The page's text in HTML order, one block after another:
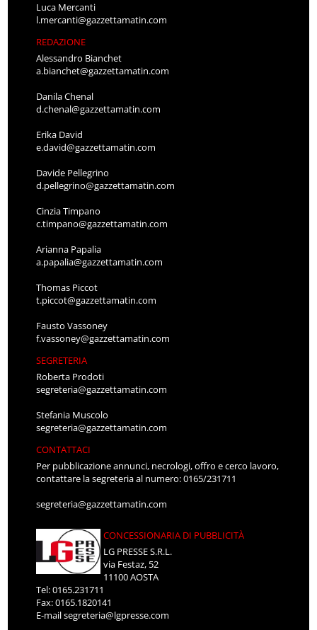
Luca Mercanti
l.mercanti@gazzettamatin.com
REDAZIONE
Alessandro Bianchet
a.bianchet@gazzettamatin.com
Danila Chenal
d.chenal@gazzettamatin.com
Erika David
e.david@gazzettamatin.com
Davide Pellegrino
d.pellegrino@gazzettamatin.com
Cinzia Timpano
c.timpano@gazzettamatin.com
Arianna Papalia
a.papalia@gazzettamatin.com
Thomas Piccot
t.piccot@gazzettamatin.com
Fausto Vassoney
f.vassoney@gazzettamatin.com
SEGRETERIA
Roberta Prodoti
segreteria@gazzettamatin.com
Stefania Muscolo
segreteria@gazzettamatin.com
CONTATTACI
Per pubblicazione annunci, necrologi, offro e cerco lavoro,
contattare la segreteria al numero: 0165/231711
segreteria@gazzettamatin.com
CONCESSIONARIA DI PUBBLICITÀ
LG PRESSE S.R.L.
via Festaz, 52
11100 AOSTA
Tel: 0165.231711
Fax: 0165.1820141
E-mailsegreteria@lgpresse.com